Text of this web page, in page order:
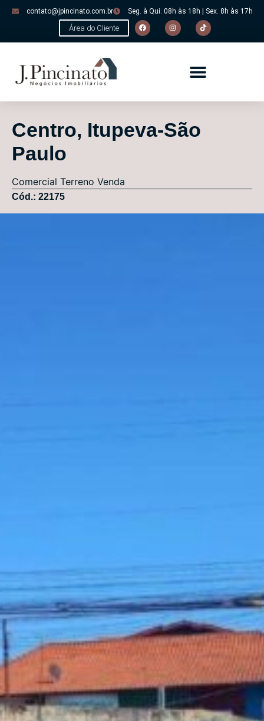
contato@jpincinato.com.br Seg. à Qui. 08h às 18h | Sex. 8h às 17h
Área do Cliente
Centro, Itupeva-São
Paulo
Comercial Terreno Venda
Cód.: 22175